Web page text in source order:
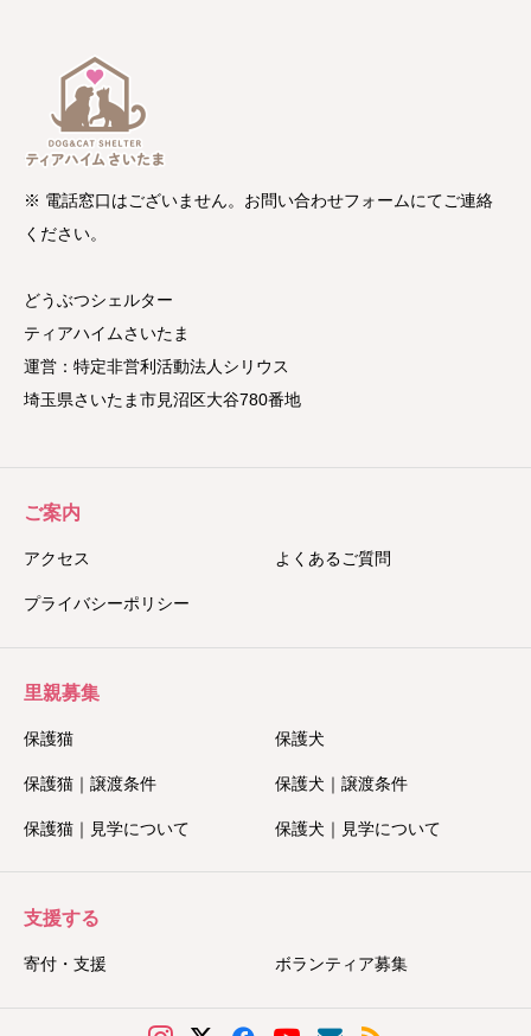
※ 電話窓口はございません。お問い合わせフォームにてご連絡
ください。
どうぶつシェルター
ティアハイムさいたま
運営：特定非営利活動法人シリウス
埼玉県さいたま市見沼区大谷780番地
ご案内
アクセス よくあるご質問
プライバシーポリシー
里親募集
保護猫 保護犬
保護猫｜譲渡条件 保護犬｜譲渡条件
保護猫｜見学について 保護犬｜見学について
支援する
寄付・支援 ボランティア募集